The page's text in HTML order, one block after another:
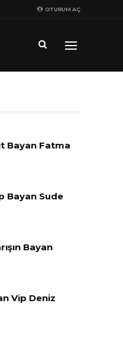
OTURUM AÇ
Bayan Fatma
Bayan Sude
Bayan
Vip Deniz